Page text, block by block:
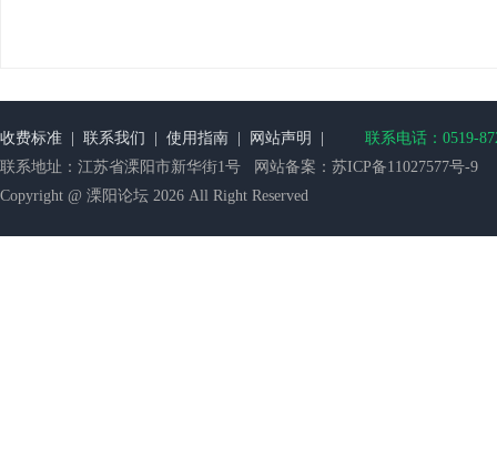
收费标准 联系我们 使用指南 网站声明
联系电话：0519-
联系地址：江苏省溧阳市新华街1号 网站备案： 苏ICP备11027577号-9
Copyright @ 溧阳论坛 2026 All Right Reserved